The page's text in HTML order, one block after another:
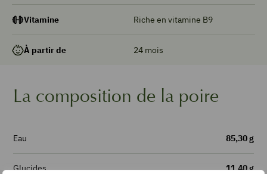
Vitamine Riche en vitamine B9
À partir de 24 mois
La composition de la poire
Eau 85,30 g
Glucides 11,40 g